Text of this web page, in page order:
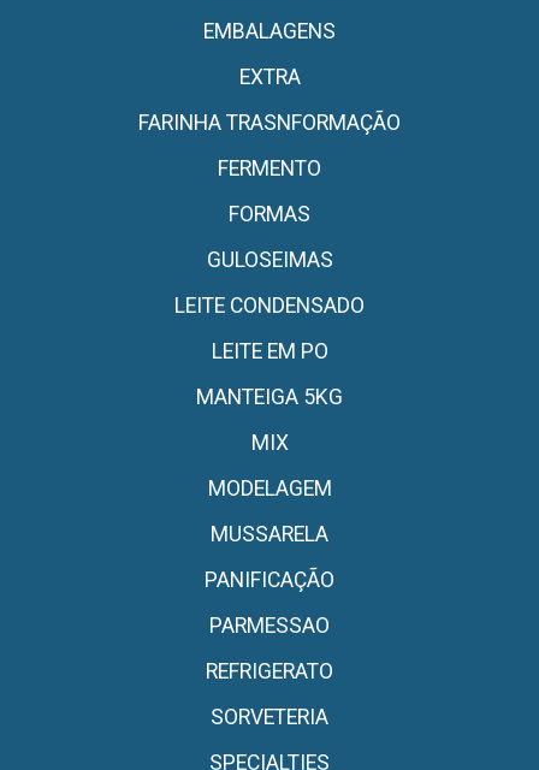
EMBALAGENS
EXTRA
FARINHA TRASNFORMAÇÃO
FERMENTO
FORMAS
GULOSEIMAS
LEITE CONDENSADO
LEITE EM PO
MANTEIGA 5KG
MIX
MODELAGEM
MUSSARELA
PANIFICAÇÃO
PARMESSAO
REFRIGERATO
SORVETERIA
SPECIALTIES